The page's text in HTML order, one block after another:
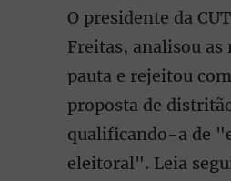
O presidente da
Freitas, analisou as
pauta e rejeitou
proposta de
qualificando-a de
eleitoral". Leia